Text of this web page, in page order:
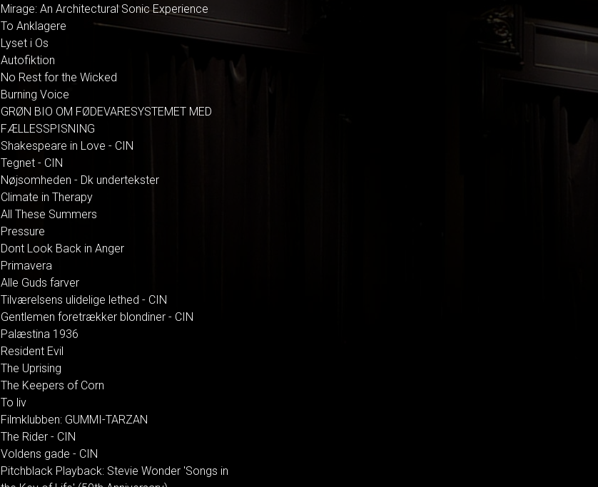
Mirage: An Architectural Sonic Experience
To Anklagere
Lyset i Os
Autofiktion
No Rest for the Wicked
Burning Voice
GRØN BIO OM FØDEVARESYSTEMET MED
FÆLLESSPISNING
Shakespeare in Love - CIN
Tegnet - CIN
Nøjsomheden - Dk undertekster
Climate in Therapy
All These Summers
Pressure
Dont Look Back in Anger
Primavera
Alle Guds farver
Tilværelsens ulidelige lethed - CIN
Gentlemen foretrækker blondiner - CIN
Palæstina 1936
Resident Evil
The Uprising
The Keepers of Corn
To liv
Filmklubben: GUMMI-TARZAN
The Rider - CIN
Voldens gade - CIN
Pitchblack Playback: Stevie Wonder 'Songs in